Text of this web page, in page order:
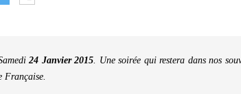
24 Janvier 2015. Une soirée qui restera dans nos
Française.